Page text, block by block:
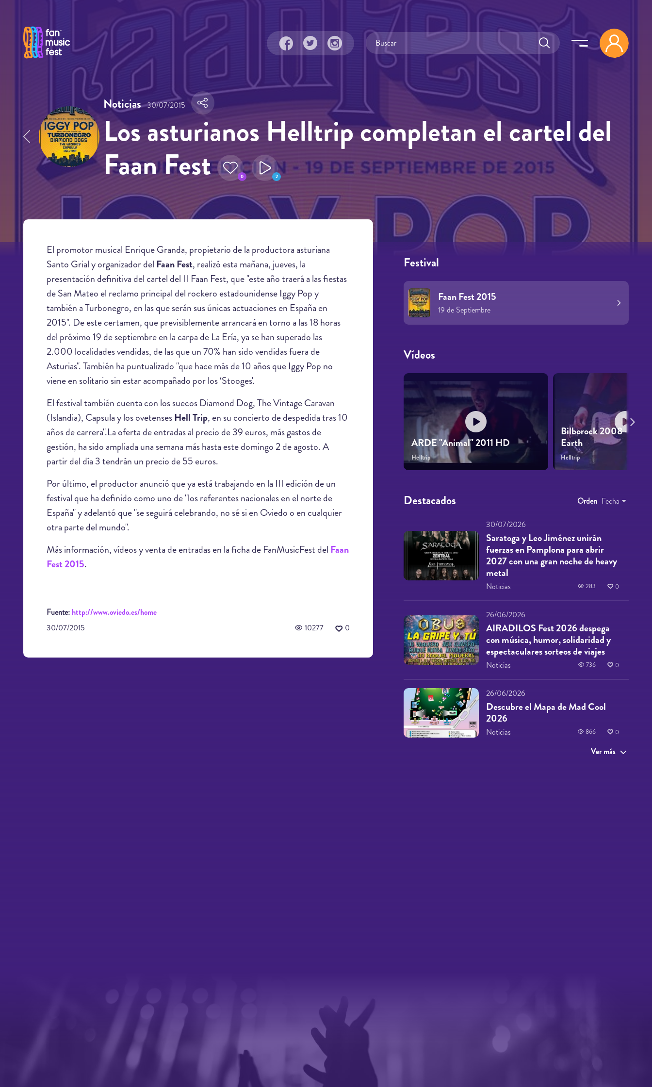
Noticias 30/07/2015
Los asturianos Helltrip completan el cartel del
Faan Fest
0 2
El promotor musical Enrique Granda, propietario de la productora asturiana
Santo Grial y organizador del Faan Fest, realizó esta mañana, jueves, la
presentación definitiva del cartel del II Faan Fest, que "este año traerá a las fiestas
de San Mateo el reclamo principal del rockero estadounidense Iggy Pop y
también a Turbonegro, en las que serán sus únicas actuaciones en España en
2015". De este certamen, que previsiblemente arrancará en torno a las 18 horas
del próximo 19 de septiembre en la carpa de La Ería, ya se han superado las
2.000 localidades vendidas, de las que un 70% han sido vendidas fuera de
Asturias". También ha puntualizado "que hace más de 10 años que Iggy Pop no
viene en solitario sin estar acompañado por los ‘Stooges'.
El festival también cuenta con los suecos Diamond Dog, The Vintage Caravan
(Islandia), Capsula y los ovetensesHell Trip, en su concierto de despedida tras 10
años de carrera".La oferta de entradas al precio de 39 euros, más gastos de
gestión, ha sido ampliada una semana más hasta este domingo 2 de agosto. A
partir del día 3 tendrán un precio de 55 euros.
Por último, el productor anunció que ya está trabajando en la III edición de un
festival que ha definido como uno de "los referentes nacionales en el norte de
España" y adelantó que "se seguirá celebrando, no sé si en Oviedo o en cualquier
otra parte del mundo".
Más información, vídeos y venta de entradas en la ficha de FanMusicFest del Faan
Fest 2015.
Fuente: http://www.oviedo.es/home
30/07/2015
10277 0
Festival
19 de Septiembre
Faan Fest 2015
Vídeos
ARDE "Animal" 2011 HD
Helltrip
Bilborock 2008 - 02 -
Earth
Helltrip
Destacados Orden Fecha
30/07/2026
Saratoga y Leo Jiménez unirán
fuerzas en Pamplona para abrir
2027 con una gran noche de heavy
metal
Noticias 283 0
26/06/2026
AIRADILOS Fest 2026 despega
con música, humor, solidaridad y
espectaculares sorteos de viajes
Noticias 736 0
26/06/2026
Descubre el Mapa de Mad Cool
2026
Noticias 866 0
Ver más